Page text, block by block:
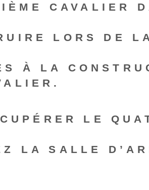
CAVALIER
LORS DE
À LA
LE
LA SALLE